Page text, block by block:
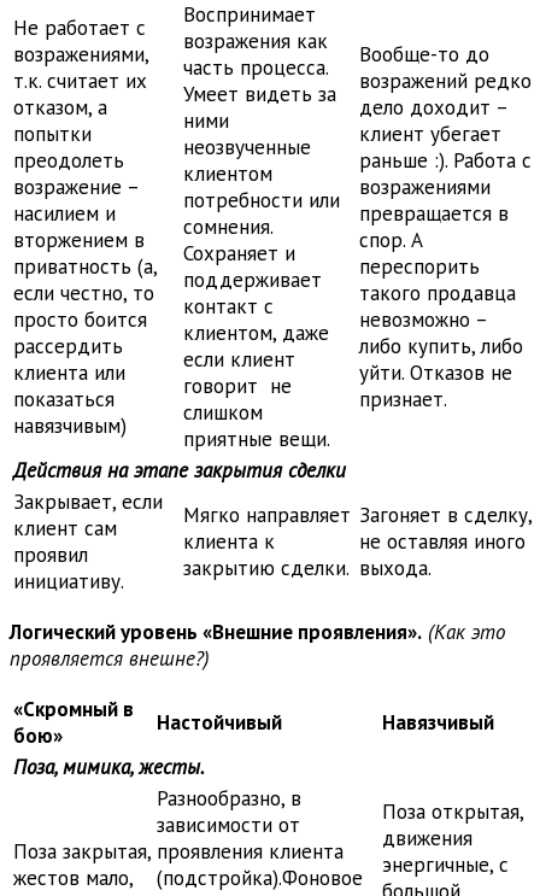
Не работает с
возражениями,
т.к. считает их
отказом, а
попытки
преодолеть
возражение –
насилием и
вторжением в
приватность (а,
если честно, то
просто боится
рассердить
клиента или
показаться
навязчивым)
Воспринимает
возражения как
часть процесса.
Умеет видеть за
ними
неозвученные
клиентом
потребности или
сомнения.
Сохраняет и
поддерживает
контакт с
клиентом, даже
если клиент
говорит не
слишком
приятные вещи.
Вообще-то до
возражений редко
дело доходит –
клиент убегает
раньше :). Работа с
возражениями
превращается в
спор. А
переспорить
такого продавца
невозможно –
либо купить, либо
уйти. Отказов не
признает.
Действия на этапе закрытия сделки
Закрывает, если
клиент сам
проявил
инициативу.
Мягко направляет
клиента к
закрытию сделки.
Загоняет в сделку,
не оставляя иного
выхода.
Логический уровень «Внешние проявления». (Как это
проявляется внешне?)
«Скромный в
бою»
Настойчивый
Навязчивый
Поза, мимика, жесты.
Поза закрытая,
жестов мало,
Разнообразно, в
зависимости от
проявления клиента
(подстройка).Фоновое
Поза открытая,
движения
энергичные, с